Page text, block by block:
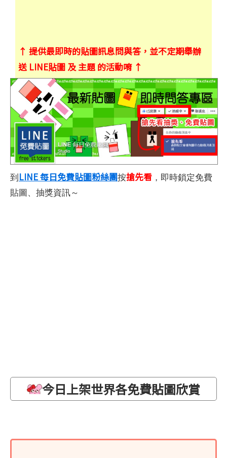
↑ 提供最即時的貼圖訊息問與答，並不定期舉辦
送 LINE貼圖 及 主題 的活動唷 ↑
到LINE 每日免費貼圖粉絲團按搶先看 ，即時鎖定免費
貼圖、抽獎資訊～
今日上架世界各免費貼圖欣賞